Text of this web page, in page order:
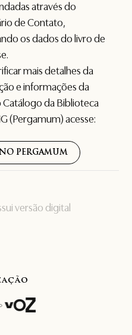
versão digital
através do
deContato,
os dados do livro de
mais detalhes da
e informações da
Catálogo da Biblioteca
(Pergamum) acesse:
PERGAMUM